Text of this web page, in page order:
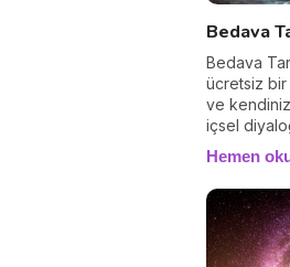
Bedava
Bedava
ücretsiz bir
ve
içsel
bildirmez,
anlamak,
başlayalım!
Hemen